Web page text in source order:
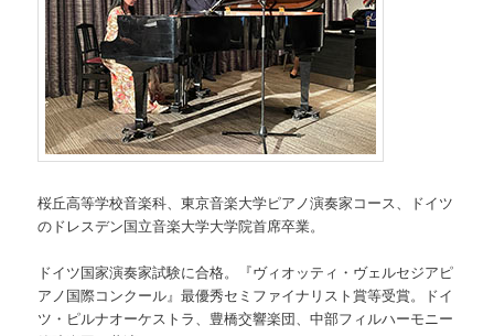
桜丘高等学校音楽科、東京音楽大学ピアノ演奏家コース、ドイツ
のドレスデン国立音楽大学大学院首席卒業。
ドイツ国家演奏家試験に合格。『ヴィオッティ・ヴェルセジアピ
アノ国際コンクール』最優秀セミファイナリスト賞等受賞。ドイ
ツ・ピルナオーケストラ、豊橋交響楽団、中部フィルハーモニー